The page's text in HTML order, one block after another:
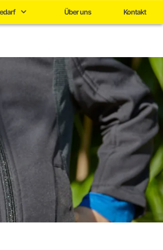
Über uns Kontakt